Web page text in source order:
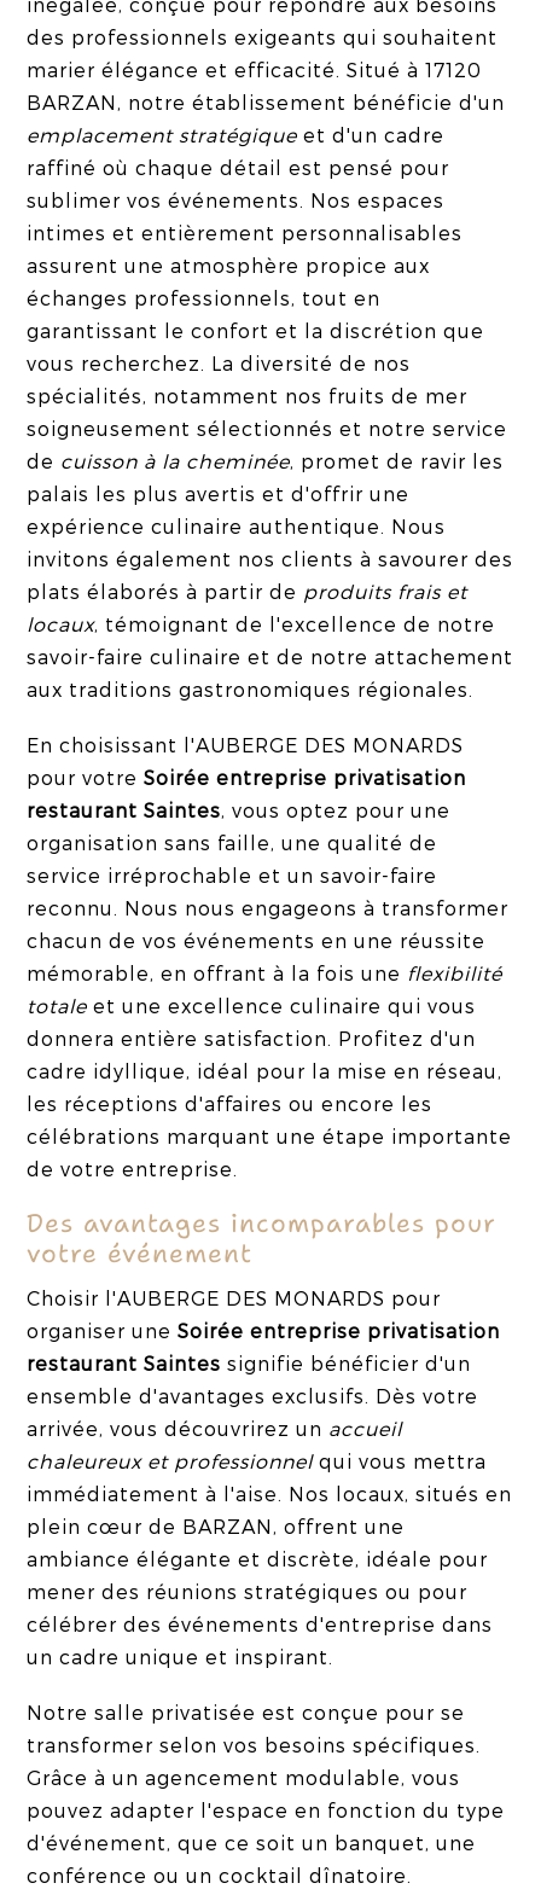
inégalée, conçue pour répondre aux besoins
des professionnels exigeants qui souhaitent
marier élégance et efficacité. Situé à 17120
BARZAN, notre établissement bénéficie d'un
emplacement stratégique et d'un cadre
raffiné où chaque détail est pensé pour
sublimer vos événements. Nos espaces
intimes et entièrement personnalisables
assurent une atmosphère propice aux
échanges professionnels, tout en
garantissant le confort et la discrétion que
vous recherchez. La diversité de nos
spécialités, notamment nos fruits de mer
soigneusement sélectionnés et notre service
de cuisson à la cheminée, promet de ravir les
palais les plus avertis et d'offrir une
expérience culinaire authentique. Nous
invitons également nos clients à savourer des
plats élaborés à partir de produits frais et
locaux, témoignant de l'excellence de notre
savoir-faire culinaire et de notre attachement
aux traditions gastronomiques régionales.
En choisissant l'AUBERGE DES MONARDS
pour votreSoirée entreprise privatisation
restaurant Saintes, vous optez pour une
organisation sans faille, une qualité de
service irréprochable et un savoir-faire
reconnu. Nous nous engageons à transformer
chacun de vos événements en une réussite
mémorable, en offrant à la fois une flexibilité
totale et une excellence culinaire qui vous
donnera entière satisfaction. Profitez d'un
cadre idyllique, idéal pour la mise en réseau,
les réceptions d'affaires ou encore les
célébrations marquant une étape importante
de votre entreprise.
Des avantages incomparables pour
votre événement
Choisir l'AUBERGE DES MONARDS pour
organiser uneSoirée entreprise privatisation
restaurant Saintes signifie bénéficier d'un
ensemble d'avantages exclusifs. Dès votre
arrivée, vous découvrirez un accueil
chaleureux et professionnelqui vous mettra
immédiatement à l'aise. Nos locaux, situés en
plein cœur de BARZAN, offrent une
ambiance élégante et discrète, idéale pour
mener des réunions stratégiques ou pour
célébrer des événements d'entreprise dans
un cadre unique et inspirant.
Notre salle privatisée est conçue pour se
transformer selon vos besoins spécifiques.
Grâce à un agencement modulable, vous
pouvez adapter l'espace en fonction du type
d'événement, que ce soit un banquet, une
conférence ou un cocktail dînatoire.